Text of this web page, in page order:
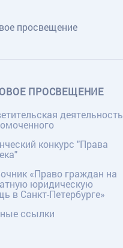
просвещение
ПРОСВЕЩЕНИЕ
деятельность
конкурс "Права
«Право граждан на
юридическую
в Санкт-Петербурге»
ссылки